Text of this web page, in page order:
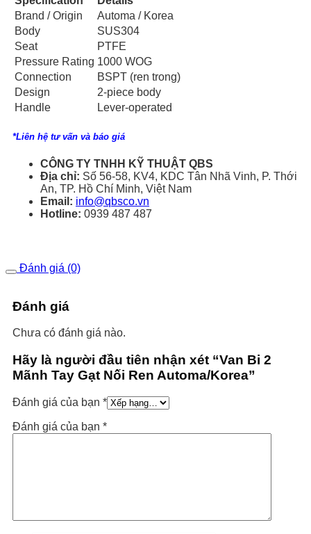
Brand / Origin
Automa / Korea
Body
SUS304
Seat
PTFE
Pressure Rating 1000 WOG
Connection
BSPT (ren trong)
Design
2-piece body
Handle
Lever-operated
*Liên hệ tư vấn và báo giá
CÔNG TY TNHH KỸ THUẬT QBS
Địa chỉ: Số 56-58, KV4, KDC Tân Nhã Vinh, P. Thới
An, TP. Hồ Chí Minh, Việt Nam
Email: info@qbsco.vn
Hotline: 0939 487 487
Đánh giá (0)
Đánh giá
Chưa có đánh giá nào.
Hãy là người đầu tiên nhận xét “Van Bi 2
Mãnh Tay Gạt Nối Ren Automa/Korea”
Đánh giá của bạn *
Đánh giá của bạn *